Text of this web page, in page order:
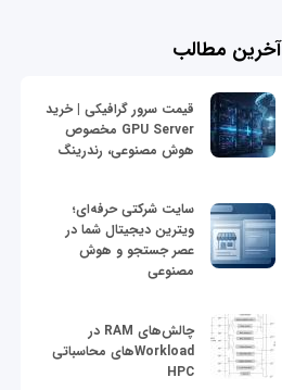
آخرین مطالب
قیمت سرور گرافیکی | خرید
GPU Server مخصوص
هوش مصنوعی، رندرینگ
سایت شرکتی حرفه‌ای؛
ویترین دیجیتال شما در
عصر جستجو و هوش
مصنوعی
چالش‌های RAM در
Workloadهای محاسباتی
HPC